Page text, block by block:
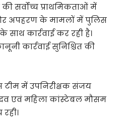
सर्वोच्च प्राथमिकताओं में
अपहरण के मामलों में पुलिस
कार्रवाई कर रही है।
कार्रवाई सुनिश्चित की
टीम में उपनिरीक्षक संजय
एवं महिला कांस्टेबल मौसम